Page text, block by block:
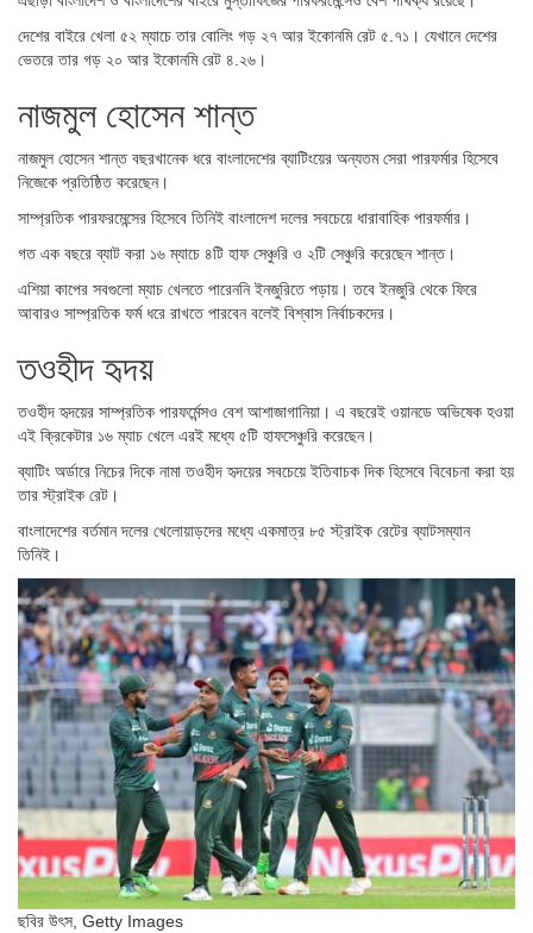
দেশের বাইরে খেলা ৫২ ম্যাচে তার বোলিং গড় ২৭ আর ইকোনমি রেট ৫.৭১। যেখানে দেশের
ভেতরে তার গড় ২০ আর ইকোনমি রেট ৪.২৬।
নাজমুল হোসেন শান্ত
নাজমুল হোসেন শান্ত বছরখানেক ধরে বাংলাদেশের ব্যাটিংয়ের অন্যতম সেরা পারফর্মার হিসেবে
নিজেকে প্রতিষ্ঠিত করেছেন।
সাম্প্রতিক পারফরমেন্সের হিসেবে তিনিই বাংলাদেশ দলের সবচেয়ে ধারাবাহিক পারফর্মার।
গত এক বছরে ব্যাট করা ১৬ ম্যাচে ৪টি হাফ সেঞ্চুরি ও ২টি সেঞ্চুরি করেছেন শান্ত।
এশিয়া কাপের সবগুলো ম্যাচ খেলতে পারেননি ইনজুরিতে পড়ায়। তবে ইনজুরি থেকে ফিরে
আবারও সাম্প্রতিক ফর্ম ধরে রাখতে পারবেন বলেই বিশ্বাস নির্বাচকদের।
তওহীদ হৃদয়
তওহীদ হৃদয়ের সাম্প্রতিক পারফর্মেন্সও বেশ আশাজাগানিয়া। এ বছরেই ওয়ানডে অভিষেক হওয়া
এই ক্রিকেটার ১৬ ম্যাচ খেলে এরই মধ্যে ৫টি হাফসেঞ্চুরি করেছেন।
ব্যাটিং অর্ডারে নিচের দিকে নামা তওহীদ হৃদয়ের সবচেয়ে ইতিবাচক দিক হিসেবে বিবেচনা করা হয়
তার স্ট্রাইক রেট।
বাংলাদেশের বর্তমান দলের খেলোয়াড়দের মধ্যে একমাত্র ৮৫ স্ট্রাইক রেটের ব্যাটসম্যান
তিনিই।
ছবির উৎস, Getty Images